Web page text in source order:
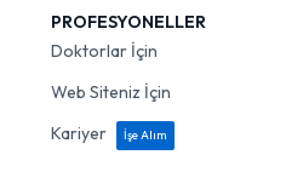
PROFESYONELLER
Doktorlar İçin
Web Siteniz İçin
Kariyer
İşe Alım